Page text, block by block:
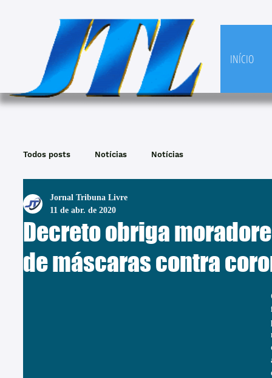
INÍCIO
Todos posts Notícias Notícias
Decreto obriga
de máscaras contra
Jornal Tribuna Livre
11 de abr. de 2020